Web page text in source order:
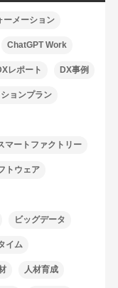
ーメーション
ChatGPT Work
レポート DX事例
ョンプラン
マートファクトリー
トウェア
ビッグデータ
イム
人材育成